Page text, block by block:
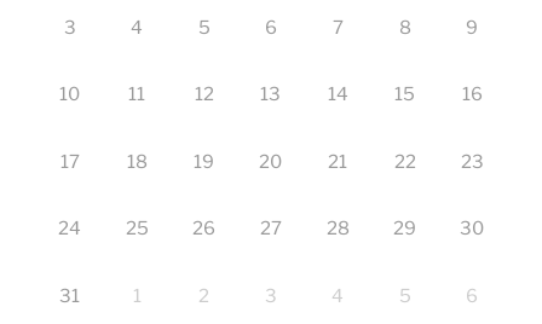
3 4 5 6 7 8 9
10 11 12 13 14 15 16
17 18 19 20 21 22 23
24 25 26 27 28 29 30
31 1 2 3 4 5 6